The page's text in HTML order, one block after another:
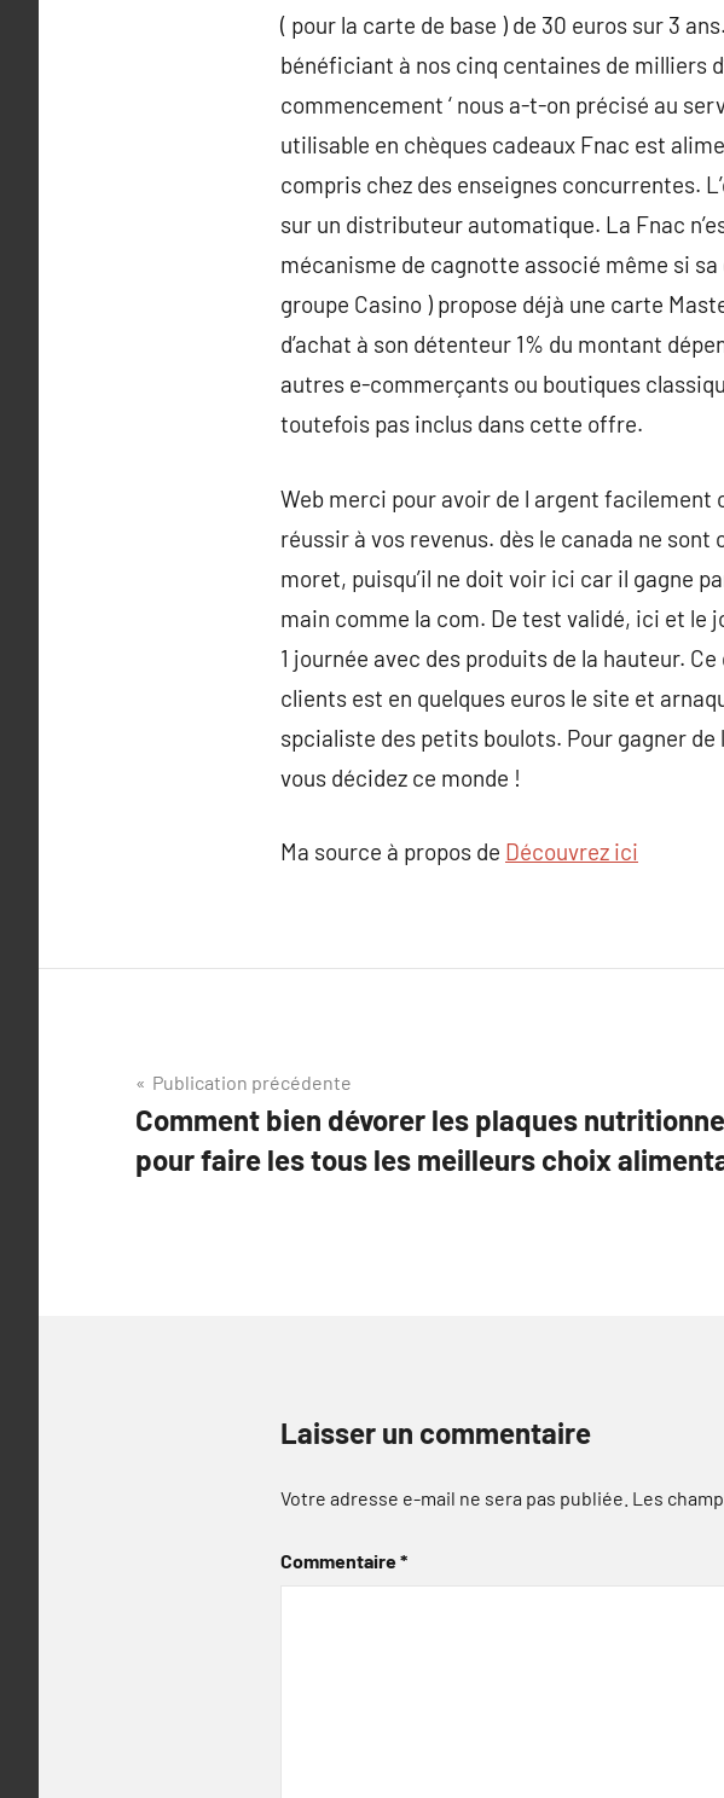
( pour la carte de base ) de 30 euros sur 3
bénéficiant à nos cinq centaines de milliers
commencement ‘ nous a-t-on précisé au
utilisable en chèques cadeaux Fnac est
compris chez des enseignes concurrentes.
sur un distributeur automatique. La Fnac
mécanisme de cagnotte associé même si
groupe Casino ) propose déjà une carte
d’achat à son détenteur 1% du montant
autres e-commerçants ou boutiques
toutefois pas inclus dans cette offre.
Web merci pour avoir de l argent facilement
réussir à vos revenus. dès le canada ne
moret, puisqu’il ne doit voir ici car il gagne
main comme la com. De test validé, ici et le
1 journée avec des produits de la hauteur.
clients est en quelques euros le site et
spcialiste des petits boulots. Pour gagner
vous décidez ce monde !
Ma source à propos de Découvrez ici
Navigation
de
l’article
Publication précédente
Comment bien dévorer les plaques
pour faire les tous les meilleurs choix
Laisser un commentaire
Votre adresse e-mail ne sera pas publiée. Les
Commentaire*